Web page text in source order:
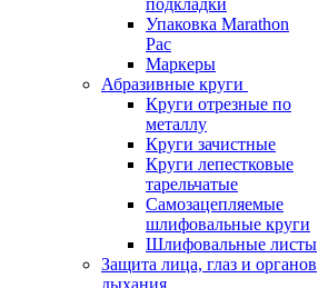
подкладки
Упаковка Marathon
Pac
Маркеры
Абразивные круги
Круги отрезные по
металлу
Круги зачистные
Круги лепестковые
тарельчатые
Самозацепляемые
шлифовальные круги
Шлифовальные листы
Защита лица, глаз и органов
дыхания